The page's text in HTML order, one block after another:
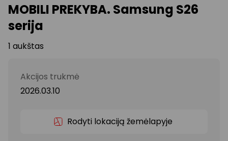
MOBILI PREKYBA. Samsung S26
serija
1 aukštas
Akcijos trukmė
2026.03.10
Rodyti lokaciją žemėlapyje